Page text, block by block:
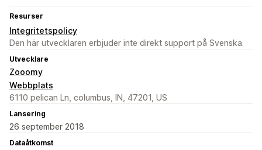
Resurser
Integritetspolicy
Den här utvecklaren erbjuder inte direkt support på Svenska.
Utvecklare
Zooomy
Webbplats
6110 pelican Ln, columbus, IN, 47201, US
Lansering
26 september 2018
Dataåtkomst